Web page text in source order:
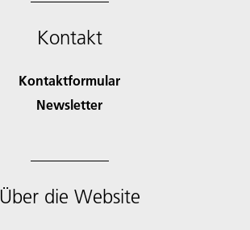
Kontakt
Kontaktformular
Newsletter
Über die Website